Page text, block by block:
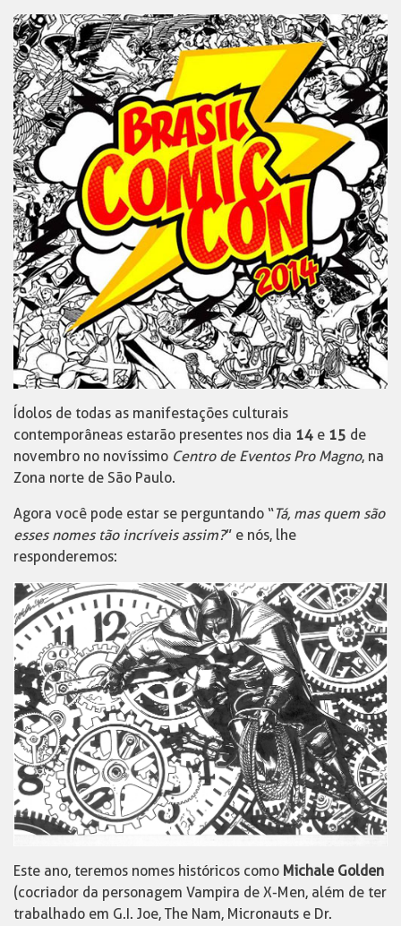
Ídolos de todas as manifestações culturais
contemporâneas estarão presentes nos dia 14 e 15 de
novembro no novíssimo Centro de Eventos Pro Magno, na
Zona norte de São Paulo.
Agora você pode estar se perguntando “Tá, mas quem são
esses nomes tão incríveis assim?” e nós, lhe
responderemos:
Este ano, teremos nomes históricos como Michale Golden
(cocriador da personagem Vampira de X-Men, além de ter
trabalhado em G.I. Joe, The Nam, Micronauts e Dr.